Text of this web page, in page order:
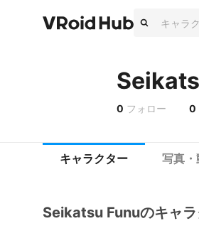
0 フォロー 0
キャラクター 写真・
Seikatsu Funuのキャラ